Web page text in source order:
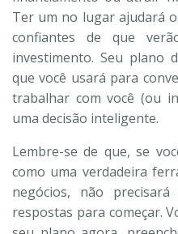
Ter um no lugar ajudará
confiantes de que
investimento. Seu plano
que você usará para
trabalhar com você (ou
uma decisão inteligente.
Lembre-se de que, se
como uma verdadeira
negócios, não
respostas para começar.